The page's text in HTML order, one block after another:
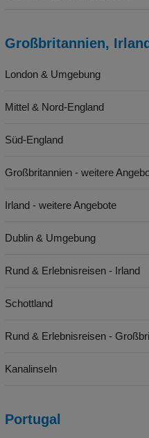
Großbritannien, Irland
London & Umgebung
Mittel & Nord-England
Süd-England
Großbritannien - weitere
Irland - weitere Angebote
Dublin & Umgebung
Rund & Erlebnisreisen - Irland
Schottland
Rund & Erlebnisreisen -
Kanalinseln
Portugal